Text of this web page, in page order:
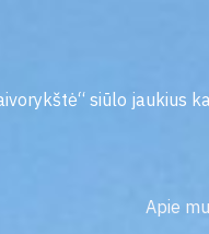
Apie
siūlo jaukius